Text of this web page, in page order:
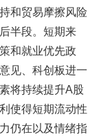
和贸易摩擦风险
半段。短期来
和就业优先政
见、科创板进一
将持续提升A股
使得短期流动性
仍在以及情绪指